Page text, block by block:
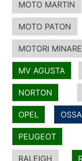
MOTO MARTIN
MOTO PATON
MOTORI
MV AGUSTA
NORTON
OPEL OSSA
PEUGEOT
RALEIGH